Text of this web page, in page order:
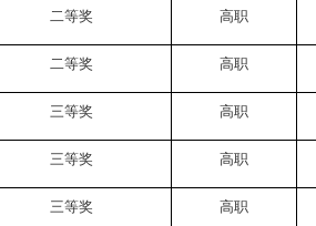
二等奖 高职
二等奖 高职
三等奖 高职
三等奖 高职
三等奖 高职